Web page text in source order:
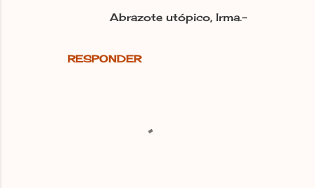
RESPONDER
Abrazote utópico, Irma.-